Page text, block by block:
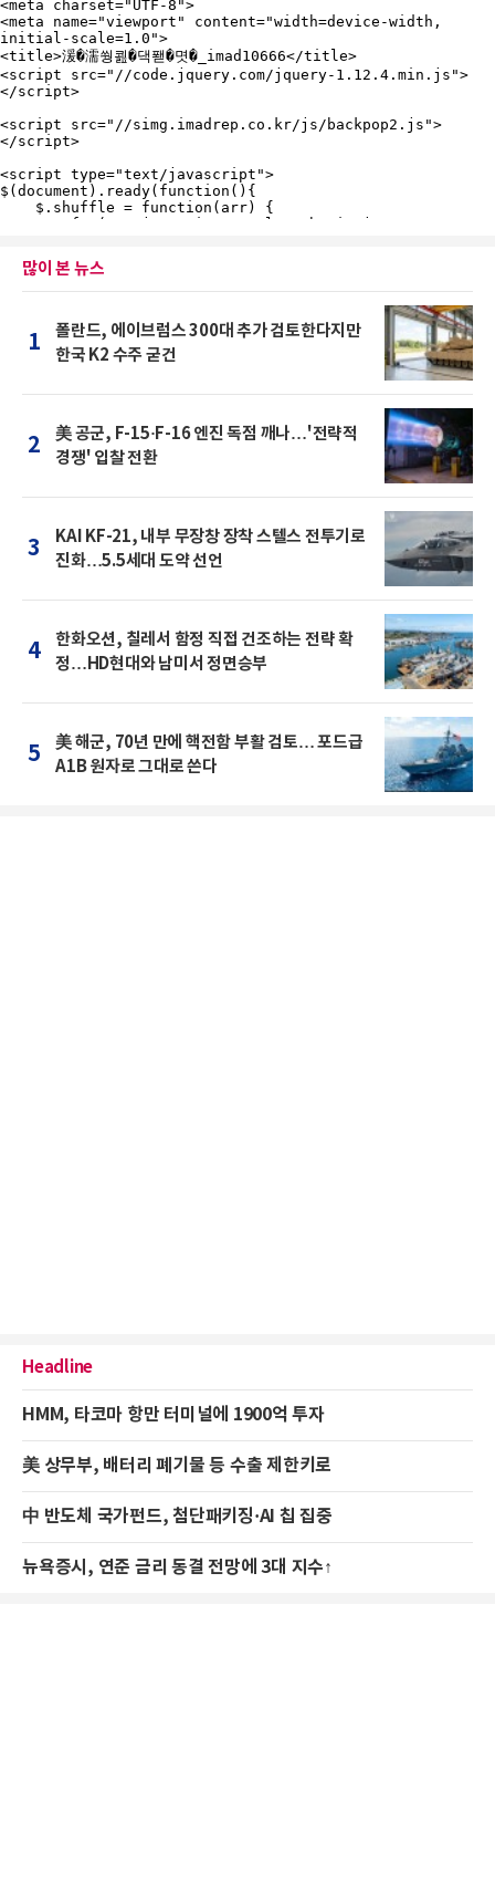
많이 본 뉴스
1
폴란드, 에이브럼스 300대 추가 검토한다지만
한국 K2 수주 굳건
2
美 공군, F-15·F-16 엔진 독점 깨나…'전략적
경쟁' 입찰 전환
3
KAI KF-21, 내부 무장창 장착 스텔스 전투기로
진화…5.5세대 도약 선언
4
한화오션, 칠레서 함정 직접 건조하는 전략 확
정…HD현대와 남미서 정면승부
5
美 해군, 70년 만에 핵전함 부활 검토… 포드급
A1B 원자로 그대로 쓴다
Headline
HMM, 타코마 항만 터미널에 1900억 투자
美 상무부, 배터리 폐기물 등 수출 제한키로
中 반도체 국가펀드, 첨단패키징·AI 칩 집중
뉴욕증시, 연준 금리 동결 전망에 3대 지수↑